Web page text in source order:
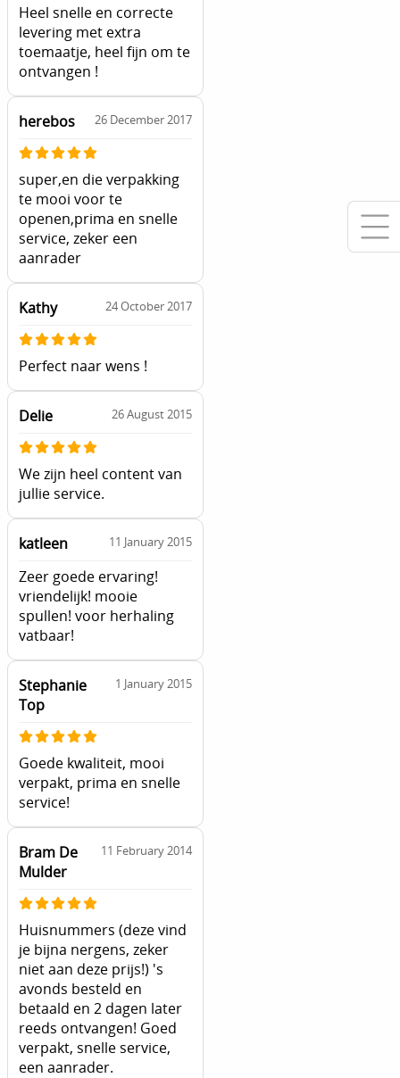
Heel snelle en correcte
levering met extra
toemaatje, heel fijn om te
ontvangen !
herebos 26 December 2017
super,en die verpakking
te mooi voor te
openen,prima en snelle
service, zeker een
aanrader
Kathy 24 October 2017
Perfect naar wens !
Delie 26 August 2015
We zijn heel content van
jullie service.
katleen 11 January 2015
Zeer goede ervaring!
vriendelijk! mooie
spullen! voor herhaling
vatbaar!
Stephanie
Top
1 January 2015
Goede kwaliteit, mooi
verpakt, prima en snelle
service!
Bram De
Mulder
11 February 2014
Huisnummers (deze vind
je bijna nergens, zeker
niet aan deze prijs!) 's
avonds besteld en
betaald en 2 dagen later
reeds ontvangen! Goed
verpakt, snelle service,
een aanrader.